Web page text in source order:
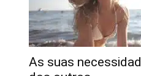
As suas